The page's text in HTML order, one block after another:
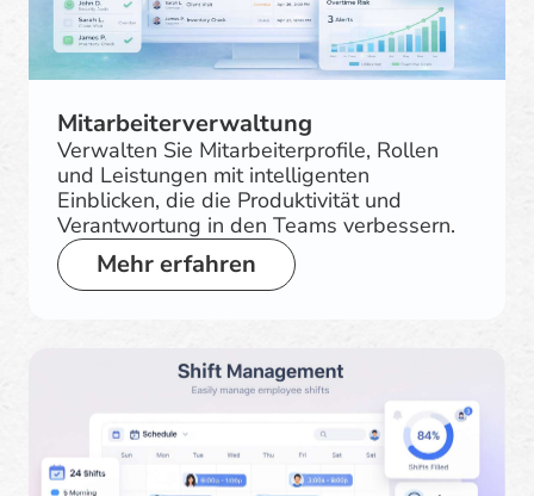
Mitarbeiterverwaltung
Verwalten Sie Mitarbeiterprofile, Rollen
und Leistungen mit intelligenten
Einblicken, die die Produktivität und
Verantwortung in den Teams verbessern.
Mehr erfahren